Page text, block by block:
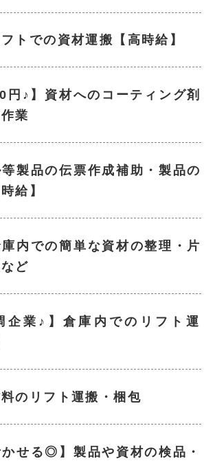
トでの資材運搬【高時給】
円♪】資材へのコーティング剤
業
製品の伝票作成補助・製品の
給】
内での簡単な資材の整理・片
ど
企業♪】倉庫内でのリフト運
のリフト運搬・梱包
かせる◎】製品や資材の検品・